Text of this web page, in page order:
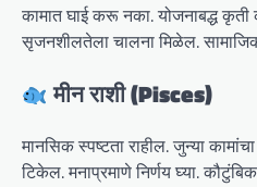
कामात घाई करू नका. योजनाबद्ध कृती
सृजनशीलतेला चालना मिळेल.
मीन राशी (Pisces)
मानसिक स्पष्टता राहील. जुन्या
टिकेल. मनाप्रमाणे निर्णय घ्या.